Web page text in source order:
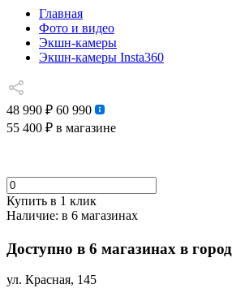
Главная
Фото и видео
Экшн-камеры
Экшн-камеры Insta360
48 990 ₽ 60 990
55 400 ₽ в магазине
Купить в 1 клик
Наличие: в 6 магазинах
Доступно в 6 магазинах в
ул. Красная, 145